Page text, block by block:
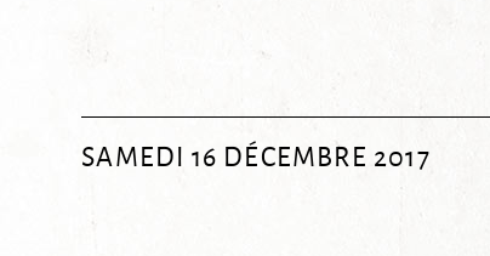
SAMEDI 16 DÉCEMBRE 2017